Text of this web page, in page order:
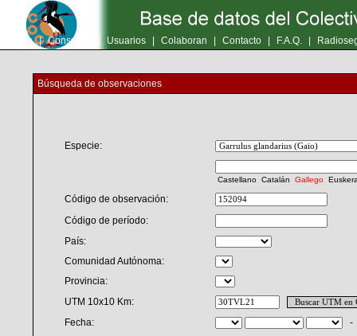
Inicio | Consultas Usuarios Colaboran Contacto F.A.Q.
Búsqueda de observaciones
Especie:
Castellano Catalán Gallego
Código de observación:
Código de período:
País:
Comunidad Autónoma:
Provincia:
UTM 10x10 Km:
Fecha: